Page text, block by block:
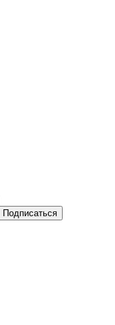
Подписаться